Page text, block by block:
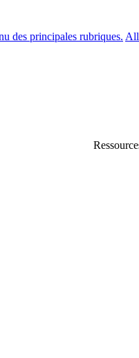
des principales rubriques.